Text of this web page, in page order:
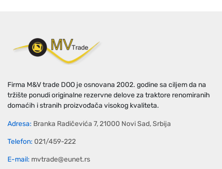
Firma M&V trade DOO je osnovana 2002. godine sa ciljem da na
tržište ponudi originalne rezervne delove za traktore renomiranih
domaćih i stranih proizvođača visokog kvaliteta.
Adresa: Branka Radičevića 7, 21000 Novi Sad, Srbija
Telefon: 021/459-222
E-mail: mvtrade@eunet.rs